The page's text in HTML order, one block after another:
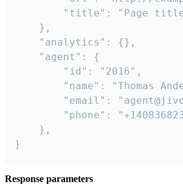
"title": "Page
    },
    "analytics": {},
    "agent": {
        "id": "2016",
"name": "Thomas
"email":
"phone":
    },
}
Response parameters